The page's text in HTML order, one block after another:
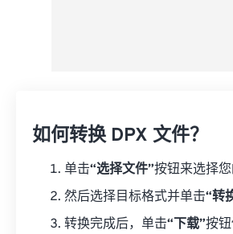
如何转换 DPX 文件？
单击“选择文件”按钮来选择您
然后选择目标格式并单击“转
转换完成后，单击“下载”按钮